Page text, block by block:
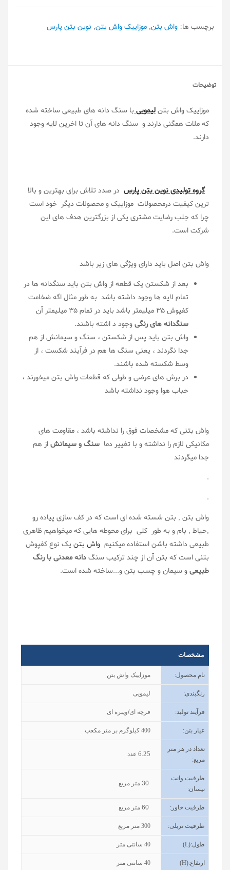
برچسب ها: واش بتن, موزاییک واش بتن, نوین بتن پارس
توضیحات
موزاییک واش بتنلیمویی با سنگ دانه های طبیعی ساخته شده
که ملات همگنی دارند و سنگ دانه های آن تا اخرین لایه وجود
دارند.
گروه تولیدی نوین بتن پارس در صدد تلاش برای بهترین و بالا
ترین کیفیت درمحصولات موزاییک و محصولات دیگر خود است
چرا که جلب رضایت مشتری یکی از بزرگترین هدف های این
شرکت است.
واش بتن اصل باید دارای ویژگی های زیر باشد
بعد از شکستن یک قطعه از واش بتن باید سنگدانه ها در
تمام لایه ها وجود داشته باشد به طور مثال اگه ضخامت
کفپوش 35 میلیمتر باشد باید در تمام 35 میلیمتر آن
سنگدانه های رنگیوجود د اشته باشند.
واش بتن باید پس از شکستن ، سنگ و سیمانش از هم
جدا نگردند ، یعنی سنگ ها هم در فرآیند شکست ، از
وسط شکسته شده باشند.
در برش های عرضی و طولی که قطعات واش بتن میخورند ،
حباب هوا وجود نداشته باشد
واش بتنی که مشخصات فوق را نداشته باشد ، مقاومت های
مکانیکی لازم را نداشته و با تغییر دما سنگ و سیمانشاز هم
جدا میگردند
.
.
واش بتن , بتن شسته شده ای است که در کف سازی پیاده رو
,حیاط , بام و به طور کلی برای محوطه هایی که میخواهیم ظاهری
طبیعی داشته باشن استفاده میکنیم واش بتن یک نوع کفپوش
بتنی است که بتن آن از چند ترکیب سنگدانه معدنی با رنگ
طبیعیو سیمان و چسب بتن و...ساخته شده است.
مشخصات
نام محصول: موزاییک واش بتن
رنگبندی: لیمویی
فرآیند تولید: فرچه ای/ویبره ای
عیار بتن:
400 کیلوگرم بر متر مکعب
تعداد در هر متر
مربع:
6.25 عدد
ظرفیت وانت
نیسان:
30 متر مربع
ظرفیت خاور :
60 متر مربع
ظرفیت تریلی:
300 متر مربع
طول(L):
40 سانتی متر
ارتفاع(H):
40 سانتی متر